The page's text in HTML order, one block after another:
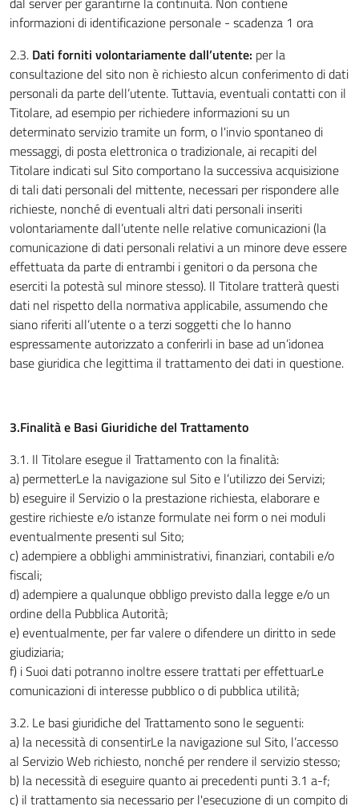
informazioni di identificazione personale - scadenza 1 ora
2.3. Dati forniti volontariamente dall’utente: per la
consultazione del sito non è richiesto alcun conferimento di dati
personali da parte dell’utente. Tuttavia, eventuali contatti con il
Titolare, ad esempio per richiedere informazioni su un
determinato servizio tramite un form, o l'invio spontaneo di
messaggi, di posta elettronica o tradizionale, ai recapiti del
Titolare indicati sul Sito comportano la successiva acquisizione
di tali dati personali del mittente, necessari per rispondere alle
richieste, nonché di eventuali altri dati personali inseriti
volontariamente dall’utente nelle relative comunicazioni (la
comunicazione di dati personali relativi a un minore deve essere
effettuata da parte di entrambi i genitori o da persona che
eserciti la potestà sul minore stesso). Il Titolare tratterà questi
dati nel rispetto della normativa applicabile, assumendo che
siano riferiti all’utente o a terzi soggetti che lo hanno
espressamente autorizzato a conferirli in base ad un’idonea
base giuridica che legittima il trattamento dei dati in questione.
3.Finalità e Basi Giuridiche del Trattamento
3.1. Il Titolare esegue il Trattamento con la finalità:
a) permetterLe la navigazione sul Sito e l’utilizzo dei Servizi;
b) eseguire il Servizio o la prestazione richiesta, elaborare e
gestire richieste e/o istanze formulate nei form o nei moduli
eventualmente presenti sul Sito;
c) adempiere a obblighi amministrativi, finanziari, contabili e/o
fiscali;
d) adempiere a qualunque obbligo previsto dalla legge e/o un
ordine della Pubblica Autorità;
e) eventualmente, per far valere o difendere un diritto in sede
giudiziaria;
f) i Suoi dati potranno inoltre essere trattati per effettuarLe
comunicazioni di interesse pubblico o di pubblica utilità;
3.2. Le basi giuridiche del Trattamento sono le seguenti:
a) la necessità di consentirLe la navigazione sul Sito, l’accesso
al Servizio Web richiesto, nonché per rendere il servizio stesso;
b) la necessità di eseguire quanto ai precedenti punti 3.1 a-f;
c) il trattamento sia necessario per l'esecuzione di un compito di